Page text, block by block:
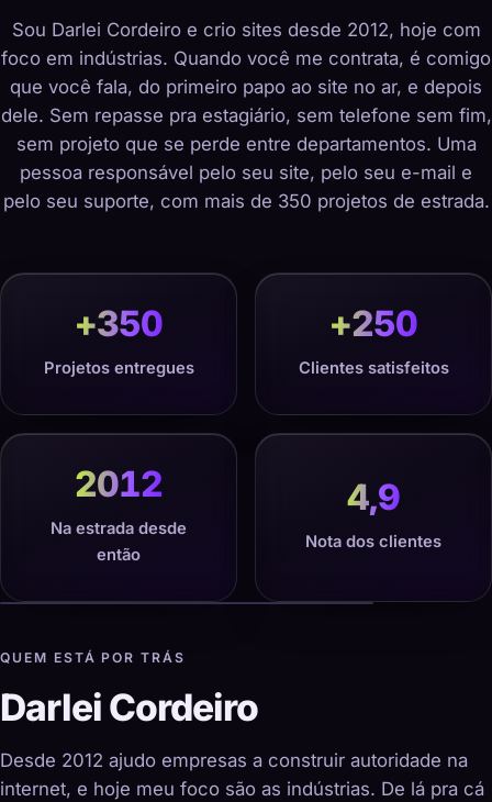
Sou Darlei Cordeiro e crio sites desde 2012, hoje com
foco em indústrias. Quando você me contrata, é comigo
que você fala, do primeiro papo ao site no ar, e depois
dele. Sem repasse pra estagiário, sem telefone sem fim,
sem projeto que se perde entre departamentos. Uma
pessoa responsável pelo seu site, pelo seu e-mail e
pelo seu suporte, com mais de 350 projetos de estrada.
+350
Projetos entregues
+250
Clientes satisfeitos
2012
Na estrada desde
então
4,9
Nota dos clientes
QUEM ESTÁ POR TRÁS
Darlei Cordeiro
Desde 2012 ajudo empresas a construir autoridade na
internet, e hoje meu foco são as indústrias. De lá pra cá